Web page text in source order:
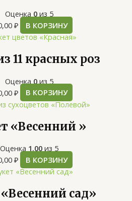
Оценка 0 из 5
₽ В КОРЗИНУ
11 красных роз
Оценка 0 из 5
₽ В КОРЗИНУ
«Весенний »
Оценка 1.00 из 5
₽ В КОРЗИНУ
сад»